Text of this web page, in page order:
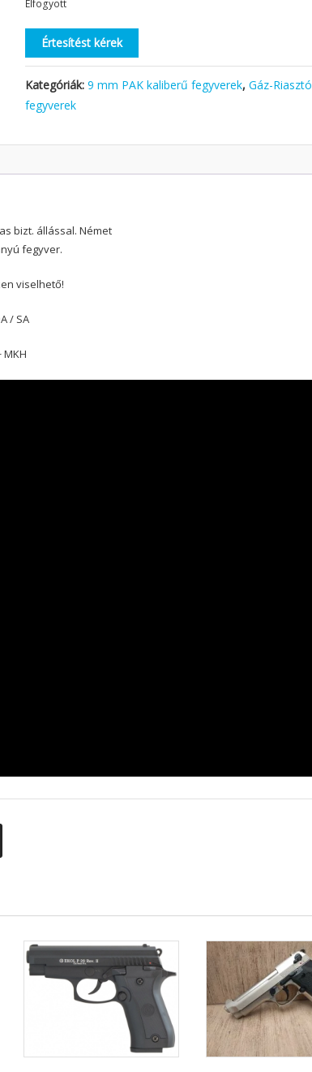
Elfogyott
Értesítést kérek
Kategóriák:9 mm PAK kaliberű fegyverek,Gáz-Riasztó
fegyverek
bizt. állással. Német
fegyver.
viselhető!
/ SA
MKH